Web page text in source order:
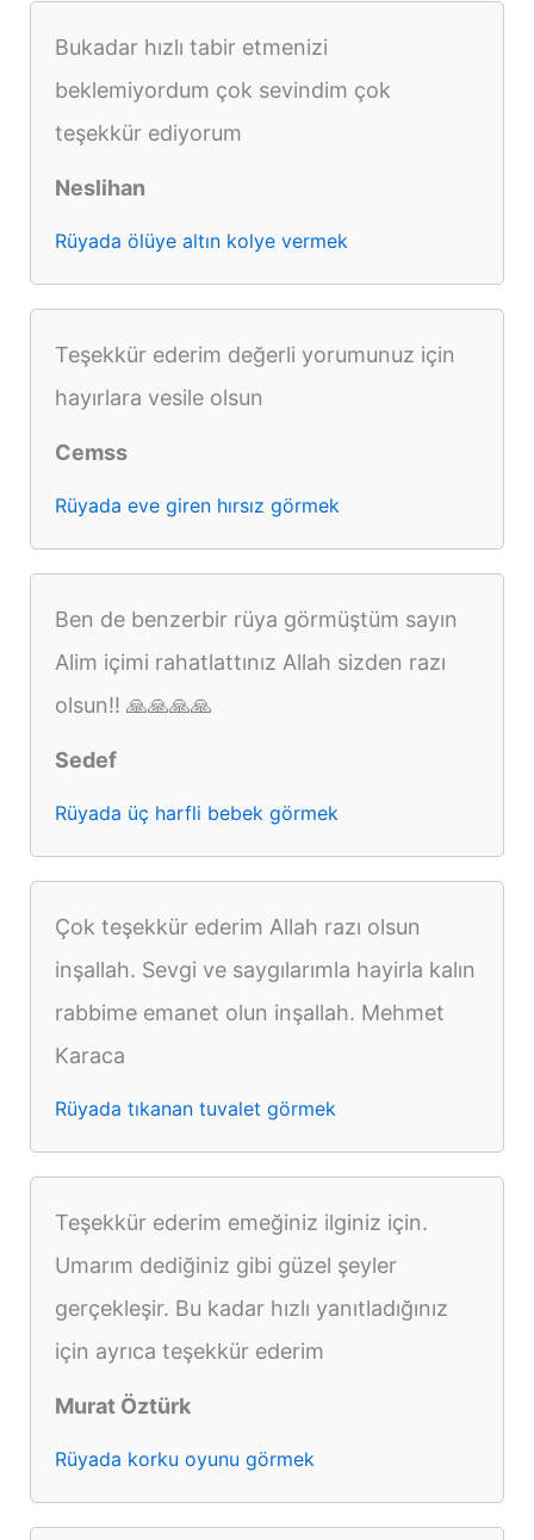
Bukadar hızlı tabir etmenizi
beklemiyordum çok sevindim çok
teşekkür ediyorum
Neslihan
Rüyada ölüye altın kolye vermek
Teşekkür ederim değerli yorumunuz için
hayırlara vesile olsun
Cemss
Rüyada eve giren hırsız görmek
Ben de benzerbir rüya görmüştüm sayın
Alim içimi rahatlattınız Allah sizden razı
olsun!! 🙏🙏🙏🙏
Sedef
Rüyada üç harfli bebek görmek
Çok teşekkür ederim Allah razı olsun
inşallah. Sevgi ve saygılarımla hayirla kalın
rabbime emanet olun inşallah. Mehmet
Karaca
Rüyada tıkanan tuvalet görmek
Teşekkür ederim emeğiniz ilginiz için.
Umarım dediğiniz gibi güzel şeyler
gerçekleşir. Bu kadar hızlı yanıtladığınız
için ayrıca teşekkür ederim
Murat Öztürk
Rüyada korku oyunu görmek